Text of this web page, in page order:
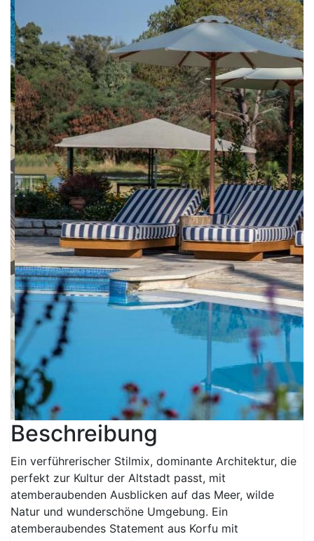
Beschreibung
Ein verführerischer Stilmix, dominante Architektur, die
perfekt zur Kultur der Altstadt passt, mit
atemberaubenden Ausblicken auf das Meer, wilde
Natur und wunderschöne Umgebung. Ein
atemberaubendes Statement aus Korfu mit